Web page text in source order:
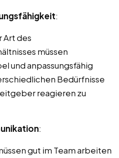
:
Art des
müssen
und anpassungsfähig
Bedürfnisse
reagieren zu
:
gut im Team arbeiten